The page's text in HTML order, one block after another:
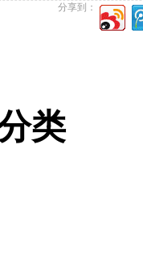
分享到：
类